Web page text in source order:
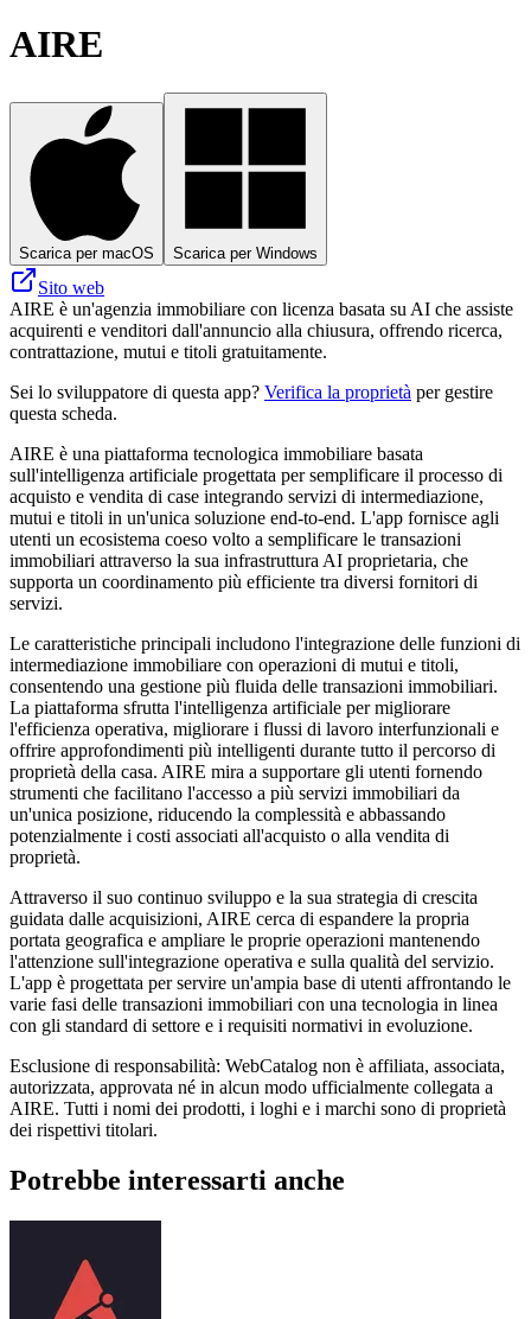
AIRE
Scarica per macOS Scarica per Windows
Sito web
AIRE è un'agenzia immobiliare con licenza basata su AI che assiste
acquirenti e venditori dall'annuncio alla chiusura, offrendo ricerca,
contrattazione, mutui e titoli gratuitamente.
Sei lo sviluppatore di questa app? Verifica la proprietà per gestire
questa scheda.
AIRE è una piattaforma tecnologica immobiliare basata
sull'intelligenza artificiale progettata per semplificare il processo di
acquisto e vendita di case integrando servizi di intermediazione,
mutui e titoli in un'unica soluzione end-to-end. L'app fornisce agli
utenti un ecosistema coeso volto a semplificare le transazioni
immobiliari attraverso la sua infrastruttura AI proprietaria, che
supporta un coordinamento più efficiente tra diversi fornitori di
servizi.
Le caratteristiche principali includono l'integrazione delle funzioni di
intermediazione immobiliare con operazioni di mutui e titoli,
consentendo una gestione più fluida delle transazioni immobiliari.
La piattaforma sfrutta l'intelligenza artificiale per migliorare
l'efficienza operativa, migliorare i flussi di lavoro interfunzionali e
offrire approfondimenti più intelligenti durante tutto il percorso di
proprietà della casa. AIRE mira a supportare gli utenti fornendo
strumenti che facilitano l'accesso a più servizi immobiliari da
un'unica posizione, riducendo la complessità e abbassando
potenzialmente i costi associati all'acquisto o alla vendita di
proprietà.
Attraverso il suo continuo sviluppo e la sua strategia di crescita
guidata dalle acquisizioni, AIRE cerca di espandere la propria
portata geografica e ampliare le proprie operazioni mantenendo
l'attenzione sull'integrazione operativa e sulla qualità del servizio.
L'app è progettata per servire un'ampia base di utenti affrontando le
varie fasi delle transazioni immobiliari con una tecnologia in linea
con gli standard di settore e i requisiti normativi in ​​evoluzione.
Esclusione di responsabilità: WebCatalog non è affiliata, associata,
autorizzata, approvata né in alcun modo ufficialmente collegata a
AIRE. Tutti i nomi dei prodotti, i loghi e i marchi sono di proprietà
dei rispettivi titolari.
Potrebbe interessarti anche